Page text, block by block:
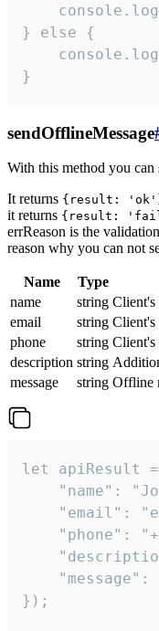
} else {
}
sendOfflineMessage
With this method you can
It returns {result:
it returns {result:
errReason is the
reason why you can not
Name Type
name
string Client's
email
string Client's
phone
string Client's
description string
message
string Offline
let apiResult =
"name":
"email":
"phone":
"message":
});